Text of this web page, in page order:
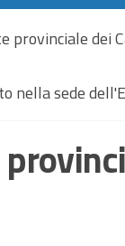
provinciale dei
nella sede